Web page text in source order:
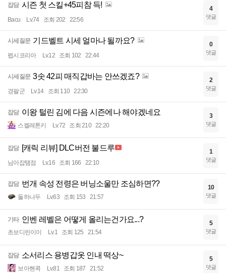
잡담 시즌 첫 스킬+45피참 득!
Bacu Lv.74 조회 202 22:56
4
댓글
시세질문 기드벨트 시세 얼마나 될까요?
펩시코리아 Lv.12 조회 102 22:44
0
댓글
시세질문 3솟 42피 매직갑바는 안쓰겠죠?
경팔군 Lv.14 조회 110 22:30
2
댓글
잡담 이왕 털린 김에 다음 시즌에나 해야겠네요
스켈레톤키 Lv.72 조회 210 22:20
3
댓글
잡담 [캐릭 리뷰] DLC버전 불드루
님아잡탬점 Lv.16 조회 166 22:10
1
댓글
잡담 번개 속성 전령은 버닝소울만 조심하면??
돌하나두 Lv.63 조회 153 21:57
10
댓글
기타 인벤 레벨은 어떻게 올리는건가요...?
초보디린이이 Lv.1 조회 125 21:54
5
댓글
잡담 소서리스 용병갑옷 인내 떡상~
보아헨콕 Lv.81 조회 187 21:52
5
댓글